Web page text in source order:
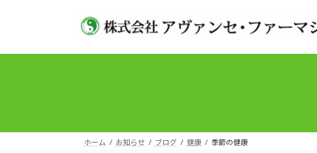
ン
ー
ホーム お知らせ ブログ 健康 季節の健康